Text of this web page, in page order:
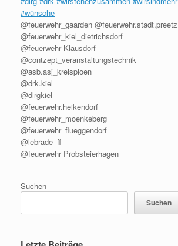
#wünsche
@feuerwehr_gaarden @feuerwehr.stadt.preetz
@feuerwehr_kiel_dietrichsdorf
@feuerwehr Klausdorf
@contzept_veranstaltungstechnik
@asb.asj_kreisploen
@drk.kiel
@dlrgkiel
@feuerwehr.heikendorf
@feuerwehr_moenkeberg
@feuerwehr_flueggendorf
@lebrade_ff
@feuerwehr Probsteierhagen
Suchen
Suchen